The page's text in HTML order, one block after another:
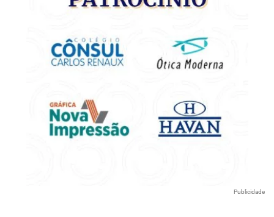
Publicidade